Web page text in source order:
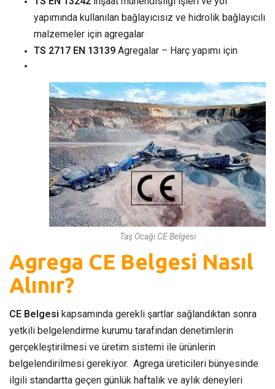
yapımında kullanılan bağlayıcısız ve hidrolik bağlayıcılı
malzemeler için agregalar
TS 2717 EN 13139 Agregalar – Harç yapımı için
Taş Ocağı CE Belgesi
Agrega CE Belgesi Nasıl
Alınır?
CE Belgesi kapsamında gerekli şartlar sağlandıktan sonra
yetkili belgelendirme kurumu tarafından denetimlerin
gerçekleştirilmesi ve üretim sistemi ile ürünlerin
belgelendirilmesi gerekiyor. Agrega üreticileri bünyesinde
ilgili standartta geçen günlük haftalık ve aylık deneyleri